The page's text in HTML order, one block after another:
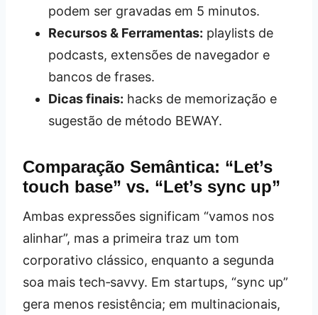
podem ser gravadas em 5 minutos.
Recursos & Ferramentas: playlists de
podcasts, extensões de navegador e
bancos de frases.
Dicas finais: hacks de memorização e
sugestão de método BEWAY.
Comparação Semântica: “Let’s
touch base” vs. “Let’s sync up”
Ambas expressões significam “vamos nos
alinhar”, mas a primeira traz um tom
corporativo clássico, enquanto a segunda
soa mais tech‑savvy. Em startups, “sync up”
gera menos resistência; em multinacionais,